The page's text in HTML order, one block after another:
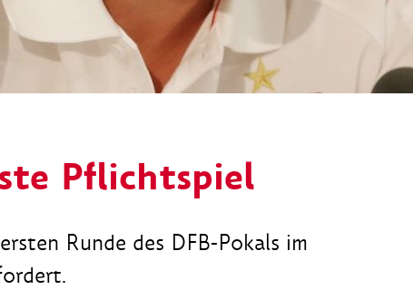
Pflichtspiel
Runde des DFB-Pokals im